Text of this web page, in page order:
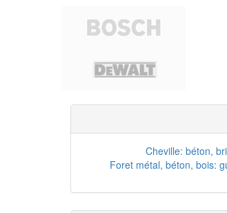
Cheville: béton,
Foret métal, béton, bois: